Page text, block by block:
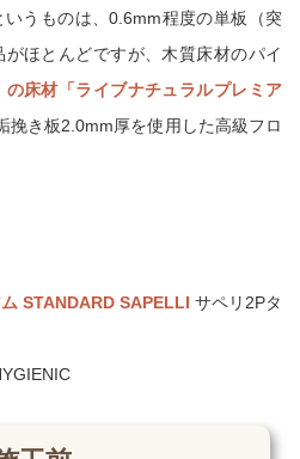
うものは、0.6mm程度の単板（突
ほとんどですが、木質床材のパイ
の床材「ライブナチュラルプレミア
挽き板2.0mm厚を使用した高級フロ
STANDARD SAPELLI サペリ2Pタ